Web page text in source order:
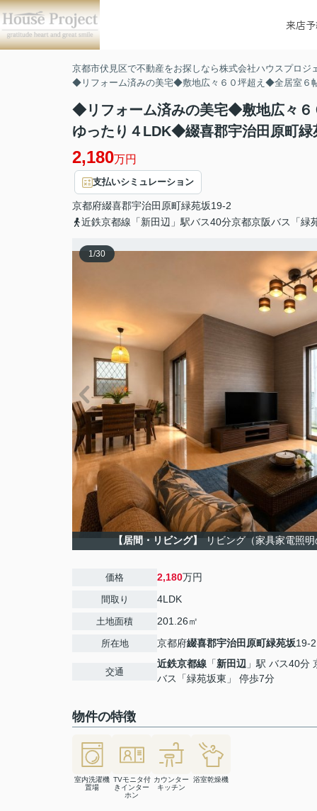
来店
京都市伏見区で不動産をお探しなら株式会社ハウスプロジ
◆リフォーム済みの美宅◆敷地広々６０坪超え◆全居室６
◆リフォーム済みの美宅◆敷地広々
ゆったり４LDK◆綴喜郡宇治田原町緑
2,180万円
支払いシミュレーション
京都府綴喜郡宇治田原町緑苑坂19-2
近鉄京都線「新田辺」駅バス40分京都京阪バス「緑
1/30
【居間・リビング】 リビング（家具家電照
価格 2,180万円
間取り 4LDK
土地面積 201.26㎡
所在地 京都府綴喜郡宇治田原町緑苑坂19-2
交通
近鉄京都線 「新田辺 」駅 バス40分
バス「緑苑坂東」 停歩7分
物件の特徴
室内洗濯機
置場
TVモニタ付
きインター
ホン
カウンター
キッチン
浴室乾燥機